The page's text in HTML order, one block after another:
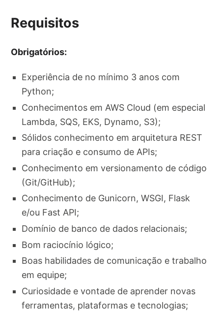
Requisitos
Obrigatórios:
Experiência de no mínimo 3 anos com
Python;
Conhecimentos em AWS Cloud (em especial
Lambda, SQS, EKS, Dynamo, S3);
Sólidos conhecimento em arquitetura REST
para criação e consumo de APIs;
Conhecimento em versionamento de código
(Git/GitHub);
Conhecimento de Gunicorn, WSGI, Flask
e/ou Fast API;
Domínio de banco de dados relacionais;
Bom raciocínio lógico;
Boas habilidades de comunicação e trabalho
em equipe;
Curiosidade e vontade de aprender novas
ferramentas, plataformas e tecnologias;